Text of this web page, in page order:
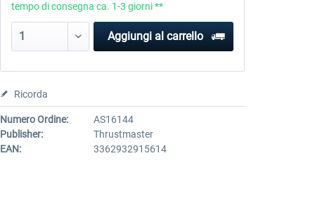
tempo di consegna ca. 1-3 giorni **
Aggiungi al carrello
Ricorda
Numero Ordine:
AS16144
Publisher:
Thrustmaster
EAN:
3362932915614